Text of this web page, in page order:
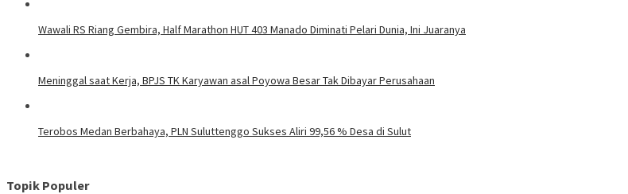
Wawali RS Riang Gembira, Half Marathon HUT 403 Manado Diminati Pelari Dunia, Ini Juaranya
Meninggal saat Kerja, BPJS TK Karyawan asal Poyowa Besar Tak Dibayar Perusahaan
Terobos Medan Berbahaya, PLN Suluttenggo Sukses Aliri 99,56 % Desa di Sulut
Topik Populer